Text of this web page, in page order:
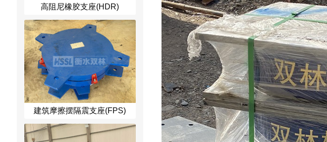
高阻尼橡胶支座(HDR)
建筑摩擦摆隔震支座(FPS)